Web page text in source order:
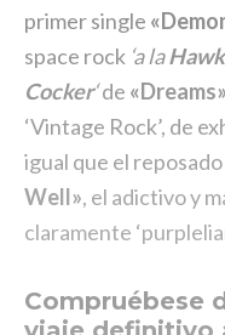
primer single
space rock ‘a la
Cocker‘de «Dreams»
‘Vintage Rock’, de
igual que el reposado
Well», el adictivo y
claramente
Compruébese